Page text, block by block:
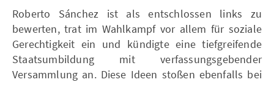
Roberto Sánchez ist als entschlossen links zu
bewerten, trat im Wahlkampf vor allem für soziale
Gerechtigkeit ein und kündigte eine tiefgreifende
Staatsumbildung mit verfassungsgebender
Versammlung an. Diese Ideen stoßen ebenfalls bei